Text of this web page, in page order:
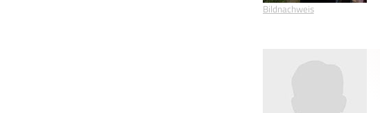
Bildnachweis